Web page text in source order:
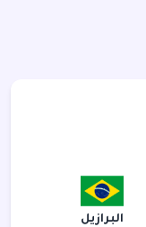
البرازيل